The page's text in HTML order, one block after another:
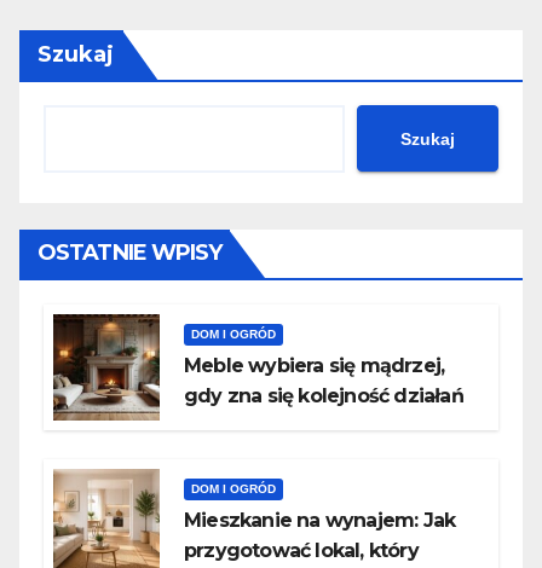
Szukaj
Szukaj
OSTATNIE WPISY
DOM I OGRÓD
Meble wybiera się mądrzej,
gdy zna się kolejność działań
DOM I OGRÓD
Mieszkanie na wynajem: Jak
przygotować lokal, który